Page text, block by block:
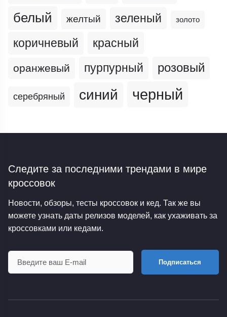
белый желтый зеленый золото
коричневый красный
оранжевый пурпурный розовый
серебряный синий черный
Следите за последними трендами в мире
кроссовок
Новости, обзоры, тесты кроссовок и кед. Так же вы
можете узнать даты релизов моделей, как ухаживать за
кроссовками или кедами.
Подписаться